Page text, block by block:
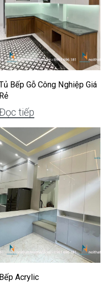
Bếp Gỗ Công Nghiệp Giá
Rẻ
tiếp
Bếp Acrylic